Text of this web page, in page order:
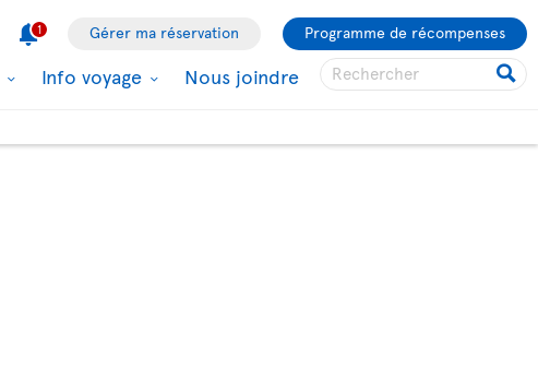
1 Gérer ma réservation Programme de récompenses
Info voyage Nous joindre